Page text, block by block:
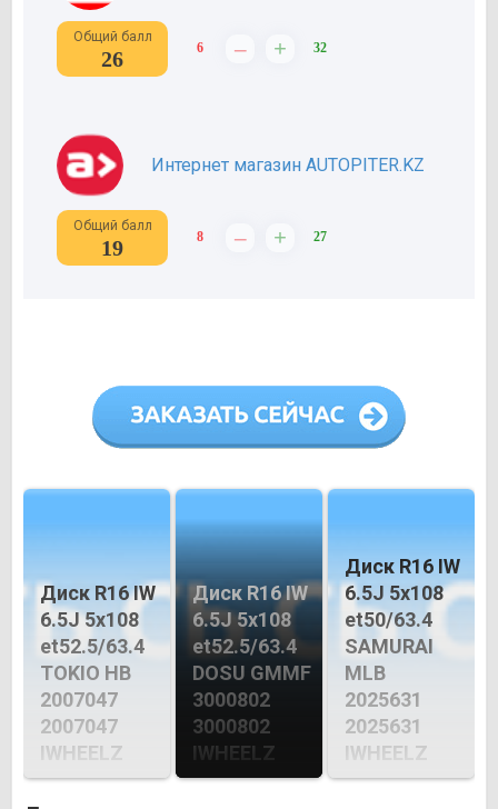
Общий балл
26 6 – + 32
Интернет магазин AUTOPITER.KZ
Общий балл
19 8 – + 27
Диск R16 IW
6.5J 5х108
et52.5/63.4
TOKIO HB
2007047
2007047
IWHEELZ
Диск R16 IW
6.5J 5х108
et52.5/63.4
DOSU GMMF
3000802
3000802
IWHEELZ
Диск R16 IW
6.5J 5х108
et50/63.4
SAMURAI
MLB
2025631
2025631
IWHEELZ